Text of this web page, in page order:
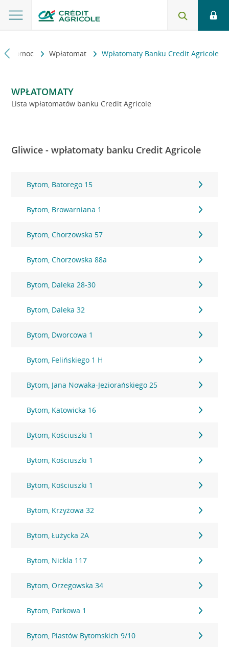
i pomoc Wpłatomat Wpłatomaty Banku Credit Agricole
WPŁATOMATY
Lista wpłatomatów banku Credit Agricole
Gliwice - wpłatomaty banku Credit Agricole
Bytom, Batorego 15
Bytom, Browarniana 1
Bytom, Chorzowska 57
Bytom, Chorzowska 88a
Bytom, Daleka 28-30
Bytom, Daleka 32
Bytom, Dworcowa 1
Bytom, Felińskiego 1 H
Bytom, Jana Nowaka-Jeziorańskiego 25
Bytom, Katowicka 16
Bytom, Kościuszki 1
Bytom, Kościuszki 1
Bytom, Kościuszki 1
Bytom, Krzyżowa 32
Bytom, Łużycka 2A
Bytom, Nickla 117
Bytom, Orzegowska 34
Bytom, Parkowa 1
Bytom, Piastów Bytomskich 9/10